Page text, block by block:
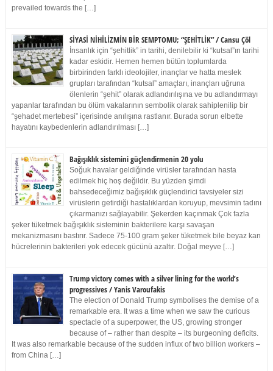
prevailed towards the […]
SİYASİ NİHİLİZMİN BİR SEMPTOMU; “ŞEHİTLİK” / Cansu Çöl
İnsanlık için “şehitlik” in tarihi, denilebilir ki “kutsal”ın tarihi
kadar eskidir. Hemen hemen bütün toplumlarda
birbirinden farklı ideolojiler, inançlar ve hatta meslek
grupları tarafından “kutsal” amaçları, inançları uğruna
ölenlerin “şehit” olarak adlandırılışına ve bu adlandırmayı
yapanlar tarafından bu ölüm vakalarının sembolik olarak sahiplenilip bir
“şehadet mertebesi” içerisinde anılışına rastlanır. Burada sorun elbette
hayatını kaybedenlerin adlandırılması […]
Bağışıklık sistemini güçlendirmenin 20 yolu
Soğuk havalar geldiğinde virüsler tarafından hasta
edilmek hiç hoş değildir. Bu yüzden şimdi
bahsedeceğimiz bağışıklık güçlendirici tavsiyeler sizi
virüslerin getirdiği hastalıklardan koruyup, mevsimin tadını
çıkarmanızı sağlayabilir. Şekerden kaçınmak Çok fazla
şeker tüketmek bağışıklık sisteminin bakterilere karşı savaşan
mekanizmasını bastırır. Sadece 75-100 gram şeker tüketmek bile beyaz kan
hücrelerinin bakterileri yok edecek gücünü azaltır. Doğal meyve […]
Trump victory comes with a silver lining for the world’s
progressives / Yanis Varoufakis
The election of Donald Trump symbolises the demise of a
remarkable era. It was a time when we saw the curious
spectacle of a superpower, the US, growing stronger
because of – rather than despite – its burgeoning deficits.
It was also remarkable because of the sudden influx of two billion workers –
from China […]